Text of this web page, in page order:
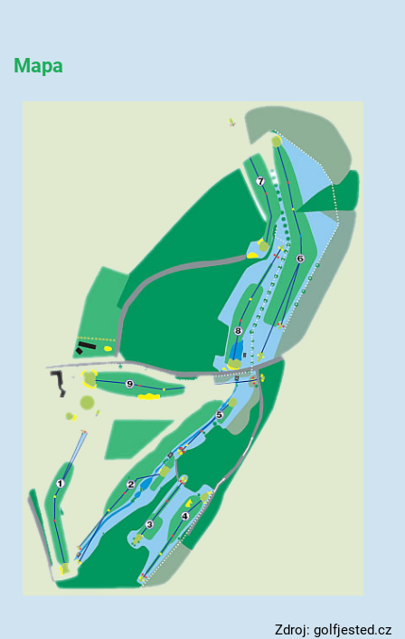
Mapa
Zdroj: golfjested.cz